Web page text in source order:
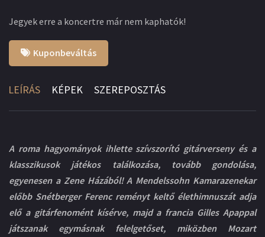
Jegyek erre a koncertre már nem kaphatók!
Kuponbeváltás
LEÍRÁS KÉPEK SZEREPOSZTÁS
A roma hagyományok ihlette szívszorító gitárverseny és a
klasszikusok játékos találkozása, tovább gondolása,
egyenesen a Zene Házából! A Mendelssohn Kamarazenekar
előbb Snétberger Ferenc reményt keltő élethimnuszát adja
elő a gitárfenomént kísérve, majd a francia Gilles Apappal
játszanak egymásnak felelgetőset, miközben Mozart